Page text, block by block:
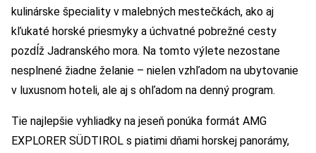
kulinárske špeciality v malebných mestečkách, ako aj
kľukaté horské priesmyky a úchvatné pobrežné cesty
pozdĺž Jadranského mora. Na tomto výlete nezostane
nesplnené žiadne želanie – nielen vzhľadom na ubytovanie
v luxusnom hoteli, ale aj s ohľadom na denný program.
Tie najlepšie vyhliadky na jeseň ponúka formát AMG
EXPLORER SÜDTIROL s piatimi dňami horskej panorámy,